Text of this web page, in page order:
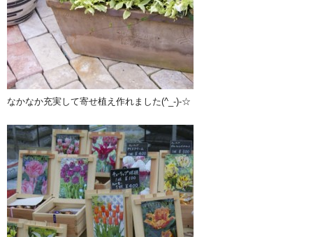
なかなか充実して寄せ植え作れました(^_-)-☆